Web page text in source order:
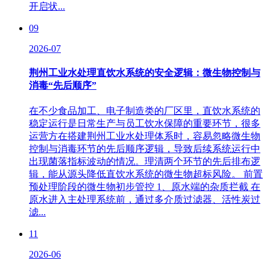
开启状...
09
2026-07
荆州工业水处理直饮水系统的安全逻辑：微生物控制与
消毒“先后顺序”
在不少食品加工、电子制造类的厂区里，直饮水系统的
稳定运行是日常生产与员工饮水保障的重要环节，很多
运营方在搭建荆州工业水处理体系时，容易忽略微生物
控制与消毒环节的先后顺序逻辑，导致后续系统运行中
出现菌落指标波动的情况。理清两个环节的先后排布逻
辑，能从源头降低直饮水系统的微生物超标风险。 前置
预处理阶段的微生物初步管控 1、原水端的杂质拦截 在
原水进入主处理系统前，通过多介质过滤器、活性炭过
滤...
11
2026-06